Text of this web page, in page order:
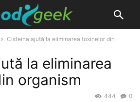
Cisteina ajută la eliminarea toxinelor din
la eliminarea
organism
0
444